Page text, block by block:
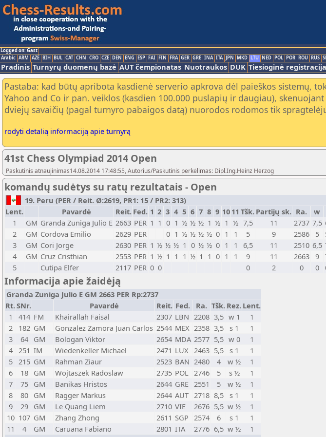
Logged on: Gast
Arabic ARM AZE BIH BUL CAT CHN CRO CZE DEN ENG ESP FAI FIN FRA GER GRE INA ITA JPN MKD LTU NED POL POR ROU RUS
Pradinis Turnyrų duomenų bazė AUT čempionatas Nuotraukos DUK Tiesioginė registracija
Pastaba: kad būtų apribota kasdienė serverio apkrova dėl paieškos sistemų,
Yahoo and Co ir pan. veiklos (kasdien 100.000 puslapių ir daugiau), skenuojant
dviejų savaičių (pagal turnyro pabaigos datą) nuorodos rodomos tik
rodyti detalią informaciją apie turnyrą
41st Chess Olympiad 2014 Open
Paskutinis atnaujinimas14.08.2014 17:48:55, Autorius/Paskutinis perkėlimas: Dipl.Ing.Heinz Herzog
komandų sudėtys su ratų rezultatais - Open
19. Peru (PER / Reit. Ø:2619, PR1: 15 / PR2: 313)
Lent.
Pavardė Reit. Fed. 1 2 3 4 5 6 7 8 9 10 11 Tšk. Partijų sk. Ra. w
1
GM Granda Zuniga Julio E 2663 PER 1 1 0 1 ½ ½ ½ 1 ½ 1 ½ 7,5 11 2737 7,5
2
GM Cordova Emilio 2629 PER 0 1 ½ ½ ½ ½ 0 1 1 5 9 2586 5
3
GM Cori Jorge 2630 PER 1 ½ ½ ½ 1 0 ½ ½ 0 1 1 6,5 11 2510 6,5
4
GM Cruz Cristhian 2553 PER 1 ½ 1 1 1 ½ 1 1 0 1 1 9 11 2663 9
5
Cutipa Elfer 2117 PER 0 0 0 2 0 0
Informacija apie žaidėją
Granda Zuniga Julio E GM 2663 PER Rp:2737
Rt.SNr. Pavardė Reit. Fed. Ra. Tšk. Rez. Lent.
1
414 FM Khairallah Faisal 2307 LBN 2208 3,5 w 1
1
2
182 GM Gonzalez Zamora Juan Carlos 2544 MEX 2358 3,5 s 1
1
3
64 GM Bologan Viktor 2654 MDA 2577 5,5 w 0
1
4
251 IM Wiedenkeller Michael 2471 LUX 2463 5,5 s 1
1
5
215 GM Rahman Ziaur 2523 BAN 2480 4 w ½
1
6
18 GM Wojtaszek Radoslaw 2735 POL 2746 5 s ½
1
7
75 GM Banikas Hristos 2644 GRE 2551 5 w ½
1
8
80 GM Ragger Markus 2644 AUT 2718 8,5 s 1
1
9
29 GM Le Quang Liem 2710 VIE 2676 5,5 w ½
1
10 107 GM Zhang Zhong 2611 SGP 2574 6 s 1
1
11
4 GM Caruana Fabiano 2801 ITA 2776 6,5 w ½
1